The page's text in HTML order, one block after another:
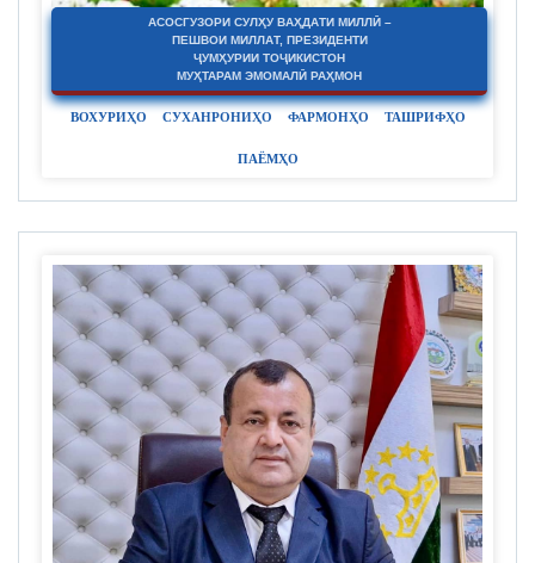
АСОСГУЗОРИ СУЛҲУ ВАҲДАТИ МИЛЛӢ –
ПЕШВОИ МИЛЛАТ, ПРЕЗИДЕНТИ
ҶУМҲУРИИ ТОҶИКИСТОН
МУҲТАРАМ ЭМОМАЛӢ РАҲМОН
ВОХУРИҲО СУХАНРОНИҲО ФАРМОНҲО ТАШРИФҲО
ПАЁМҲО